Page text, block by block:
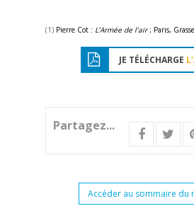
(1) Pierre Cot : L’Armée de l’air ; Paris,
JE TÉLÉCHARGE
Partagez...
Accéder au sommaire du